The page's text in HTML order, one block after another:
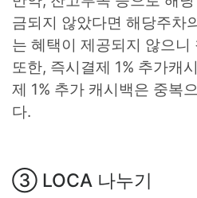
금되지 않았다면 해당주차
는 혜택이 제공되지 않으
또한, 즉시결제 1% 추가캐
제 1% 추가 캐시백은 중복
다.
③ LOCA 나누기